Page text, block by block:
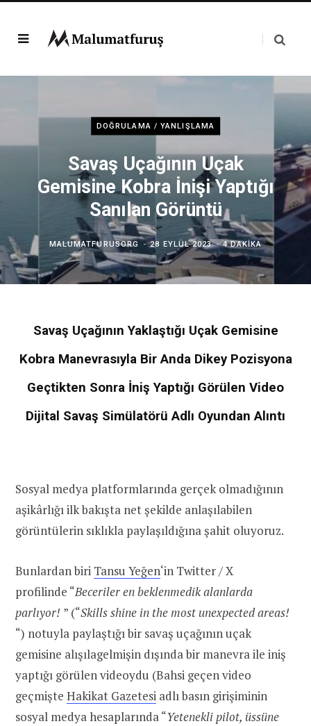
DOĞRULAMA / YANLIŞLAMA
Savaş Uçağının Uçak
Gemisine Kobra İnişi Yaptığı
Sanılan Görüntü
MALUMATFURUSORG 28 EYLÜL 2023 4 DAKIKA
Savaş Uçağının Yaklaştığı Uçak Gemisine
Kobra Manevrasıyla Bir Anda Dikey Pozisyona
Geçtikten Sonra İniş Yaptığı Görülen Video
Dijital Savaş Simülatörü Adlı Oyundan Alıntı
Sosyal medya platformlarında gerçek olmadığının
aşikârlığı ilk bakışta net şekilde anlaşılabilen
görüntülerin sıklıkla paylaşıldığına şahit oluyoruz.
Bunlardan biri Tansu Yeğen‘in Twitter / X
profilinde “Beceriler en beklenmedik alanlarda
parlıyor! ️ ” (“Skills shine in the most unexpected areas!
“) notuyla paylaştığı bir savaş uçağının uçak
gemisine alışılagelmişin dışında bir manevra ile iniş
yaptığı görülen videoydu (Bahsi geçen video
geçmişte Hakikat Gazetesi adlı basın girişiminin
sosyal medya hesaplarında “Yetenekli pilot, üssüne